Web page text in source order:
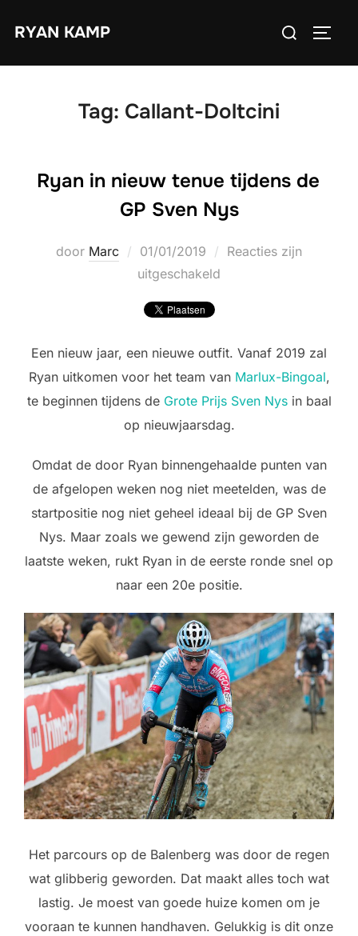
naarRYAN KAMP
Zoek
Tag: Callant-Doltcini
Ryan in nieuw tenue tijdens de
GP Sven Nys
door Marc
Geplaatst
op
01/01/2019
Reacties zijn
uitgeschakeld
Een nieuw jaar, een nieuwe outfit. Vanaf 2019 zal
Ryan uitkomen voor het team van Marlux-Bingoal,
te beginnen tijdens de Grote Prijs Sven Nysin baal
op nieuwjaarsdag.
Omdat de door Ryan binnengehaalde punten van
de afgelopen weken nog niet meetelden, was de
startpositie nog niet geheel ideaal bij de GP Sven
Nys. Maar zoals we gewend zijn geworden de
laatste weken, rukt Ryan in de eerste ronde snel op
naar een 20e positie.
Het parcours op de Balenberg was door de regen
wat glibberig geworden. Dat maakt alles toch wat
lastig. Je moest van goede huize komen om je
vooraan te kunnen handhaven. Gelukkig is dit onze